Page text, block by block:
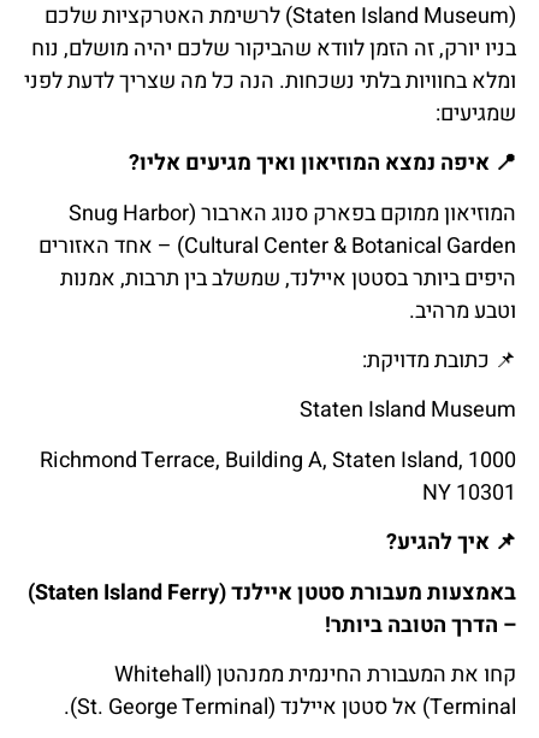
(Staten Island Museum) לרשימת האטרקציות שלכם
בניו יורק, זה הזמן לוודא שהביקור שלכם יהיה מושלם, נוח
ומלא בחוויות בלתי נשכחות. הנה כל מה שצריך לדעת לפני
שמגיעים:
📍 איפה נמצא המוזיאוןואיךמגיעיםאליו?
המוזיאון ממוקם בפארק סנוג הארבור (Snug Harbor
Cultural Center & Botanical Garden) – אחד האזורים
היפים ביותר בסטטן איילנד, שמשלב בין תרבות, אמנות
וטבע מרהיב.
📌 כתובתמדויקת:
Staten Island Museum
1000 Richmond Terrace, Building A, Staten Island,
NY 10301
📌 איךלהגיע?
באמצעות מעבורת סטטן איילנד (Staten Island Ferry)
– הדרך הטובה ביותר!
קחו את המעבורת החינמית ממנהטן (Whitehall
Terminal) אל סטטן איילנד (St. George Terminal).